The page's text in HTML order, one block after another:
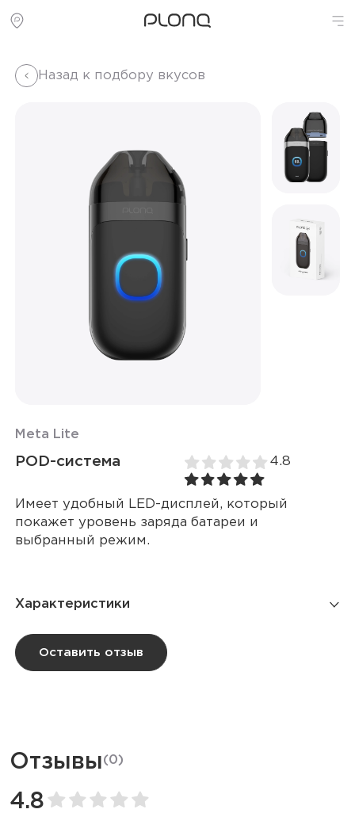
Назад к подбору вкусов
Meta Lite
POD-система 4.8
Имеет удобный LED-дисплей, который
покажет уровень заряда батареи и
выбранный режим.
Характеристики
Ёмкость батареи
Корпус
Оставить отзыв
Отзывы (0)
4.8